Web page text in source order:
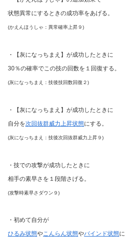
状態異常にするときの成功率をあげる。
(かえんほうしゃ：異常確率上昇９)
・【灰になっちまえ】が成功したときに
30％の確率でこの技の回数を１回復する。
(灰になっちまえ：技後技回数回復２)
・【灰になっちまえ】が成功したときに
自分を次回抜群威力上昇状態にする。
(灰になっちまえ：技後次回抜群威力上昇９)
・技での攻撃が成功したときに
相手の素早さを１段階さげる。
(攻撃時素早さダウン９)
・初めて自分が
ひるみ状態やこんらん状態やバインド状態に